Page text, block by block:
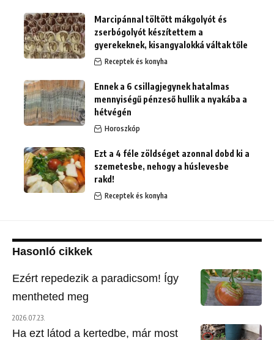
Marcipánnal töltött mákgolyót és
zserbógolyót készítettem a
gyerekeknek, kisangyalokká váltak tőle
Receptek és konyha
Ennek a 6 csillagjegynek hatalmas
mennyiségű pénzeső hullik a nyakába a
hétvégén
Horoszkóp
Ezt a 4 féle zöldséget azonnal dobd ki a
szemetesbe, nehogy a húslevesbe
rakd!
Receptek és konyha
Hasonló cikkek
Ezért repedezik a paradicsom! Így
mentheted meg
2026.07.23.
Ha ezt látod a kertedbe, már most